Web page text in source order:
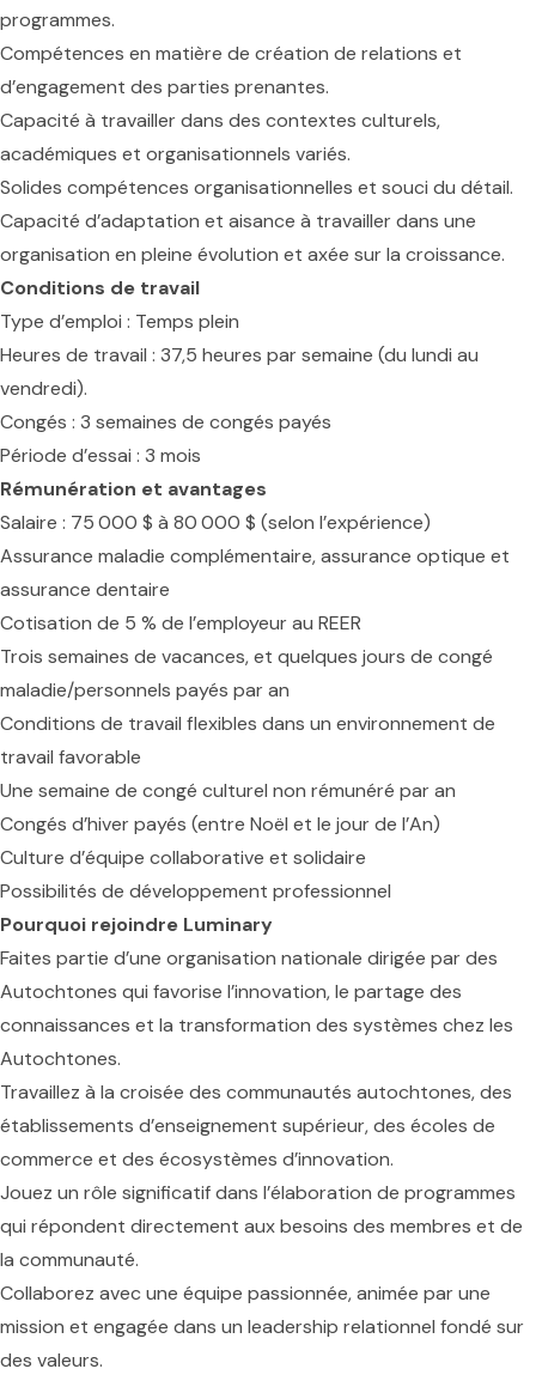
programmes.
Compétences en matière de création de relations et
d’engagement des parties prenantes.
Capacité à travailler dans des contextes culturels,
académiques et organisationnels variés.
Solides compétences organisationnelles et souci du détail.
Capacité d’adaptation et aisance à travailler dans une
organisation en pleine évolution et axée sur la croissance.
Conditions de travail
Type d’emploi : Temps plein
Heures de travail : 37,5 heures par semaine (du lundi au
vendredi).
Congés : 3 semaines de congés payés
Période d’essai : 3 mois
Rémunération et avantages
Salaire : 75 000 $ à 80 000 $ (selon l’expérience)
Assurance maladie complémentaire, assurance optique et
assurance dentaire
Cotisation de 5 % de l’employeur au REER
Trois semaines de vacances, et quelques jours de congé
maladie/personnels payés par an
Conditions de travail flexibles dans un environnement de
travail favorable
Une semaine de congé culturel non rémunéré par an
Congés d’hiver payés (entre Noël et le jour de l’An)
Culture d’équipe collaborative et solidaire
Possibilités de développement professionnel
Pourquoi rejoindre Luminary
Faites partie d’une organisation nationale dirigée par des
Autochtones qui favorise l’innovation, le partage des
connaissances et la transformation des systèmes chez les
Autochtones.
Travaillez à la croisée des communautés autochtones, des
établissements d’enseignement supérieur, des écoles de
commerce et des écosystèmes d’innovation.
Jouez un rôle significatif dans l’élaboration de programmes
qui répondent directement aux besoins des membres et de
la communauté.
Collaborez avec une équipe passionnée, animée par une
mission et engagée dans un leadership relationnel fondé sur
des valeurs.